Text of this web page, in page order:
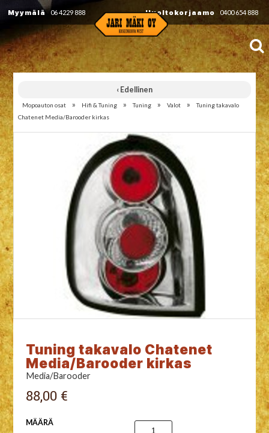
Myymälä 06 4229 888 Huoltokorjaamo 0400 654 888
‹ Edellinen
Mopoauton osat » Hifi & Tuning » Tuning » Valot »
Tuning takavalo
Chatenet Media/Barooder kirkas
Tuning takavalo Chatenet
Media/Barooder kirkas
Media/Barooder
88,00 €
MÄÄRÄ